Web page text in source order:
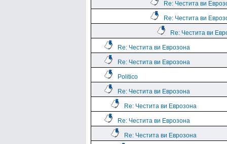
Re: Честита ви
Re: Честита ви
Re: Честита ви
Re: Честита ви Еврозона
Re: Честита ви Еврозона
Politico
Re: Честита ви Еврозона
Re: Честита ви Еврозона
Re: Честита ви Еврозона
Re: Честита ви Еврозона